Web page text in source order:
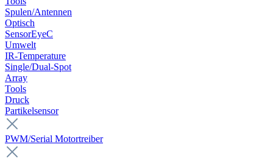
Spulen/Antennen
Optisch
SensorEyeC
Umwelt
IR-Temperature
Single/Dual-Spot
Array
Tools
Druck
Partikelsensor
PWM/Serial Motortreiber